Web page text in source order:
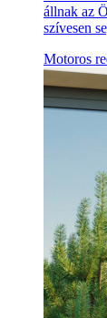
állnak az
szívesen
Motoros